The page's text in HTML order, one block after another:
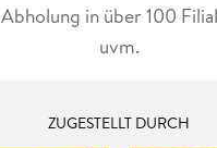
Abholung in über 100
uvm.
ZUGESTELLT DURCH